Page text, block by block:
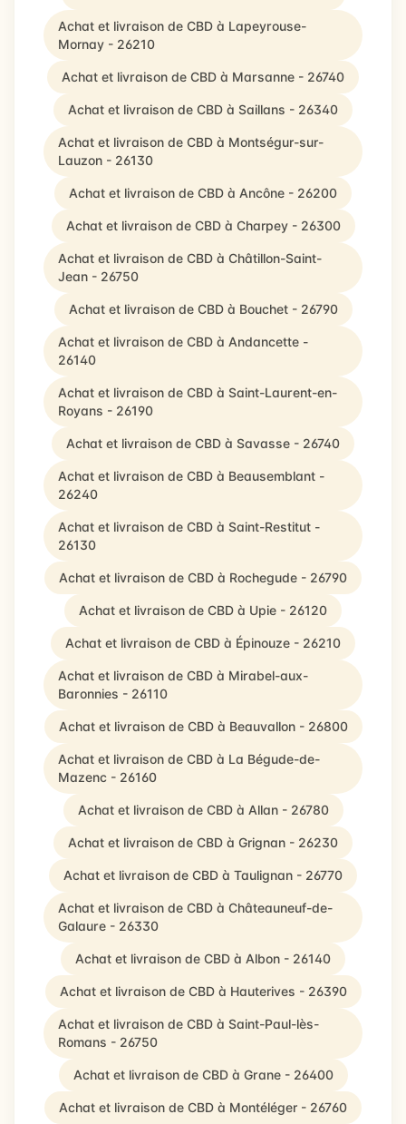
Achat et livraison de CBD à Lapeyrouse-
Mornay - 26210
Achat et livraison de CBD à Marsanne - 26740
Achat et livraison de CBD à Saillans - 26340
Achat et livraison de CBD à Montségur-sur-
Lauzon - 26130
Achat et livraison de CBD à Ancône - 26200
Achat et livraison de CBD à Charpey - 26300
Achat et livraison de CBD à Châtillon-Saint-
Jean - 26750
Achat et livraison de CBD à Bouchet - 26790
Achat et livraison de CBD à Andancette -
26140
Achat et livraison de CBD à Saint-Laurent-en-
Royans - 26190
Achat et livraison de CBD à Savasse - 26740
Achat et livraison de CBD à Beausemblant -
26240
Achat et livraison de CBD à Saint-Restitut -
26130
Achat et livraison de CBD à Rochegude - 26790
Achat et livraison de CBD à Upie - 26120
Achat et livraison de CBD à Épinouze - 26210
Achat et livraison de CBD à Mirabel-aux-
Baronnies - 26110
Achat et livraison de CBD à Beauvallon - 26800
Achat et livraison de CBD à La Bégude-de-
Mazenc - 26160
Achat et livraison de CBD à Allan - 26780
Achat et livraison de CBD à Grignan - 26230
Achat et livraison de CBD à Taulignan - 26770
Achat et livraison de CBD à Châteauneuf-de-
Galaure - 26330
Achat et livraison de CBD à Albon - 26140
Achat et livraison de CBD à Hauterives - 26390
Achat et livraison de CBD à Saint-Paul-lès-
Romans - 26750
Achat et livraison de CBD à Grane - 26400
Achat et livraison de CBD à Montéléger - 26760